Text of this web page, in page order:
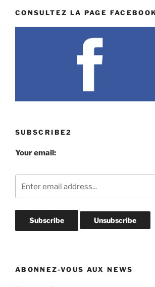
CONSULTEZ LA PAGE
SUBSCRIBE2
Your email:
ABONNEZ-VOUS AUX NEWS